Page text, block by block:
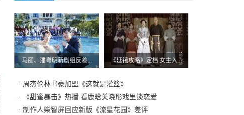
马丽、潘粤明新剧组反差... 《延禧攻略》定档 女主入...
· 周杰伦林书豪加盟《这就是灌篮》
·
《甜蜜暴击》热播 看鹿晗关晓彤戏里谈恋爱
· 制作人柴智屏回应新版《流星花园》差评